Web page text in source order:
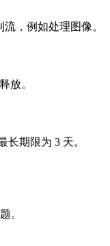
，例如处理图像。
放。
期限为 3 天。
。